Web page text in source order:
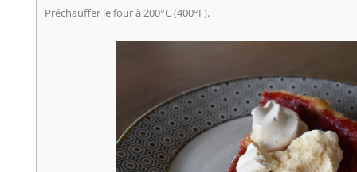
Préchauffer le four à 200°C (400°F).